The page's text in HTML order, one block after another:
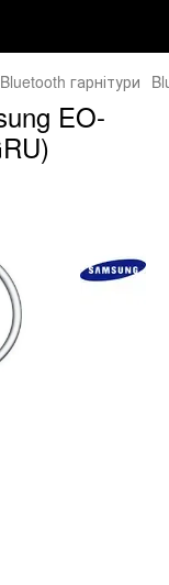
Bluetooth гарнітури
EO-